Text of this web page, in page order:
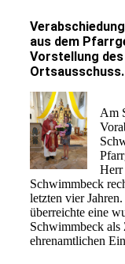
aus dem
Vorstellung
Ortsausschuss.
Am
Herr
Schwimmbeck
letzten vier
überreichte eine
Schwimmbeck als
ehrenamtlichen